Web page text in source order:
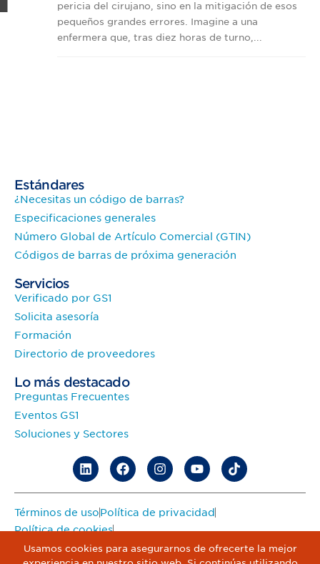
pericia del cirujano, sino en la mitigación de esos
pequeños grandes errores. Imagine a una
enfermera que, tras diez horas de turno,...
Estándares
¿Necesitas un código de barras?
Especificaciones generales
Número Global de Artículo Comercial (GTIN)
Códigos de barras de próxima generación
Servicios
Verificado por GS1
Solicita asesoría
Formación
Directorio de proveedores
Lo más destacado
Preguntas Frecuentes
Eventos GS1
Soluciones y Sectores
Términos de usoPolítica de privacidad
Política de cookies
Advertencia sobre la Ley de Competencia de GS1
Usamos cookies para asegurarnos de ofrecerte la mejor